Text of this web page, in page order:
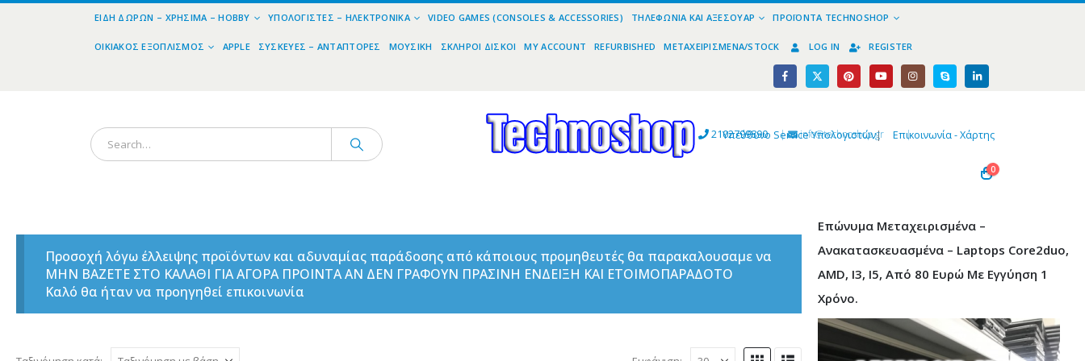
ΕΊΔΗ ΔΏΡΩΝ – ΧΡΉΣΙΜΑ – HOBBY ΥΠΟΛΟΓΙΣΤΈΣ – ΗΛΕΚΤΡΟΝΙΚΆ VIDEO GAMES (CONSOLES & ACCESSORIES) ΤΗΛΕΦΩΝΊΑ ΚΑΙ ΑΞΕΣΟΥΆΡ ΠΡΟΪΌΝΤΑ TECHNOSHOP
ΟΙΚΙΑΚΌΣ ΕΞΟΠΛΙΣΜΌΣ APPLE ΣΥΣΚΕΥΈΣ – ΑΝΤΆΠΤΟΡΕΣ ΜΟΥΣΙΚΉ ΣΚΛΗΡΟΊ ΔΊΣΚΟΙ MY ACCOUNT REFURBISHED ΜΕΤΑΧΕΙΡΙΣΜΈΝΑ/STOCK LOG IN REGISTER
2102799890 | info@technoshop,gr |
Υπεύθυνο Service Υπολογιστών| Επικοινωνία - Χάρτης
0
Προσοχή λόγω έλλειψης προϊόντων και αδυναμίας παράδοσης από κάποιους προμηθευτές θα παρακαλουσαμε να
ΜΗΝ ΒΑΖΕΤΕ ΣΤΟ ΚΑΛΑΘΙ ΓΙΑ ΑΓΟΡΑ ΠΡΟΙΝΤΑ ΑΝ ΔΕΝ ΓΡΑΦΟΥΝ ΠΡΑΣΙΝΗ ΕΝΔΕΙΞΗ ΚΑΙ ΕΤΟΙΜΟΠΑΡΑΔΟΤΟ
Καλό θα ήταν να προηγηθεί επικοινωνία
Επώνυμα Μεταχειρισμένα –
Ανακατασκευασμένα – Laptops Core2duo,
AMD, I3, I5, Από 80 Ευρώ Με Εγγύηση 1
Χρόνο.